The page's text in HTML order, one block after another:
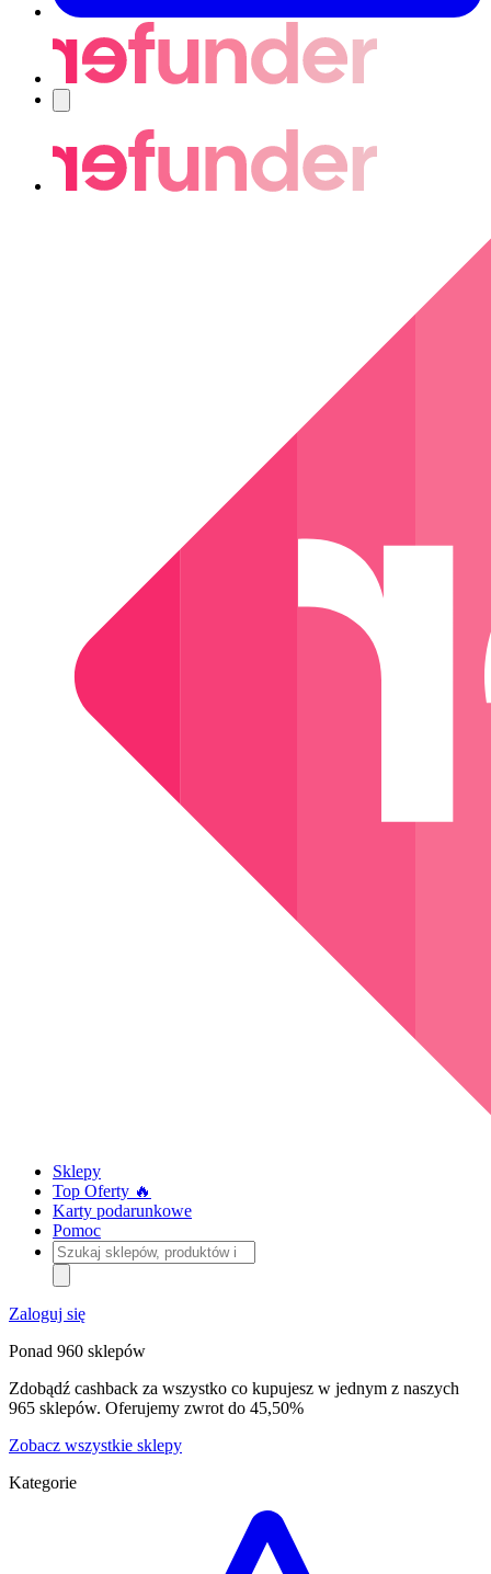
Sklepy
Top Oferty 🔥
Karty podarunkowe
Pomoc
Szukaj
sklepów,
produktów
i
kategorii
Zaloguj się
Ponad 960 sklepów
Zdobądź cashback za wszystko co kupujesz w jednym z naszych
965 sklepów. Oferujemy zwrot do 45,50%
Zobacz wszystkie sklepy
Kategorie